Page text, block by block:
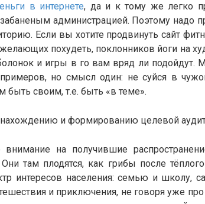
в интернете, да и к тому же легко
администрацией. Поэтому надо
Если вы хотите продвинуть сайт
похудеть, поклонников йоги на
и игры в го вам вряд ли подойдут.
примеров, но смысл один: не суйся в
быть своим, т.е. быть «в теме».
и формированию целевой
на получившие
там плодятся, как грибы после
интересов населения: семью и школу,
и приключения, не говоря уже